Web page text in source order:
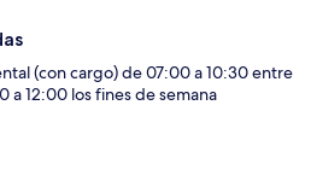
(con cargo) de 07:00 a 10:30 entre
a 12:00 los fines de semana